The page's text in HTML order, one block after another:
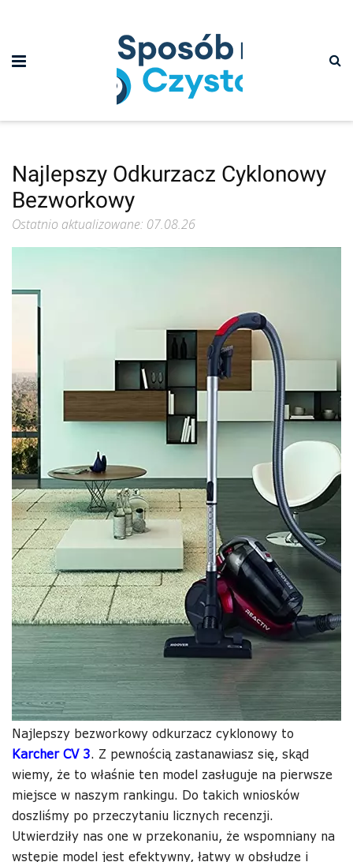
Najlepszy Odkurzacz Cyklonowy
Bezworkowy
Ostatnio aktualizowane: 07.08.26
Najlepszy bezworkowy odkurzacz cyklonowy to
Karcher CV 3. Z pewnością zastanawiasz się, skąd
wiemy, że to właśnie ten model zasługuje na pierwsze
miejsce w naszym rankingu. Do takich wniosków
doszliśmy po przeczytaniu licznych recenzji.
Utwierdziły nas one w przekonaniu, że wspomniany na
wstępie model jest efektywny, łatwy w obsłudze i